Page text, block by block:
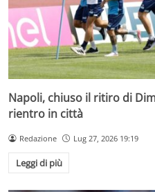
Napoli, chiuso il ritiro di
rientro in città
Redazione Lug 27, 2026 19:19
Leggi di più